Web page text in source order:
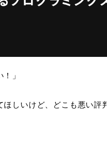
」
ほしいけど、どこも悪い評